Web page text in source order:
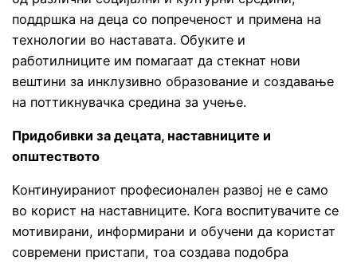
поддршка на деца со попреченост и примена на
технологии во наставата. Обуките и
работилниците им помагаат да стекнат нови
вештини за инклузивно образование и создавање
на поттикнувачка средина за учење.
Придобивки за децата, наставниците и
општеството
Континуираниот професионален развој не е само
во корист на наставниците. Кога воспитувачите се
мотивирани, информирани и обучени да користат
современи пристапи, тоа создава подобра